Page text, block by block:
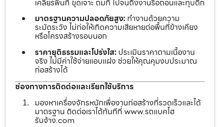
เคลียร์พื้นที่ ขุดเจาะ ถมที่ ไปจนถึงงานรื้อถอนและทุบตึก
มาตรฐานความปลอดภัยสูง: ทำงานด้วยความ
ระมัดระวัง ไม่ก่อให้เกิดความเสียหายต่อพื้นที่ข้างเคียง
หรือโครงสร้างรอบนอก
ราคายุติธรรมและโปร่งใส: ประเมินราคาตามเนื้องาน
จริง ไม่มีค่าใช้จ่ายแอบแฝง ช่วยให้คุณคุมงบประมาณ
ก่อสร้างได้
ช่องทางการติดต่อและเรียกใช้บริการ
มองหาเครื่องจักรหนักเพื่องานก่อสร้างที่รวดเร็วและได้
มาตรฐาน ติดต่อเราได้ทันทีที่ www.รถแบคโฮ
รับจ้าง.com